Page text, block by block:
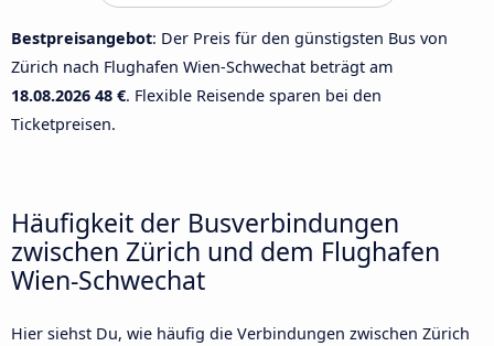
Bestpreisangebot: Der Preis für den günstigsten Bus von
Zürich nach Flughafen Wien-Schwechat beträgt am
18.08.2026 48 €. Flexible Reisende sparen bei den
Ticketpreisen.
Häufigkeit der Busverbindungen
zwischen Zürich und dem Flughafen
Wien-Schwechat
Hier siehst Du, wie häufig die Verbindungen zwischen Zürich